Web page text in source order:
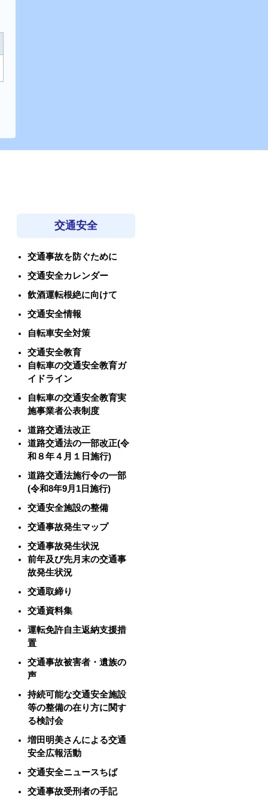
交通安全
交通事故を防ぐために
交通安全カレンダー
飲酒運転根絶に向けて
交通安全情報
自転車安全対策
交通安全教育
自転車の交通安全教育ガ
イドライン
自転車の交通安全教育実
施事業者公表制度
道路交通法改正
道路交通法の一部改正(令
和８年４月１日施行)
道路交通法施行令の一部
(令和8年9月1日施行)
交通安全施設の整備
交通事故発生マップ
交通事故発生状況
前年及び先月末の交通事
故発生状況
交通取締り
交通資料集
運転免許自主返納支援措
置
交通事故被害者・遺族の
声
持続可能な交通安全施設
等の整備の在り方に関す
る検討会
増田明美さんによる交通
安全広報活動
交通安全ニュースちば
交通事故受刑者の手記